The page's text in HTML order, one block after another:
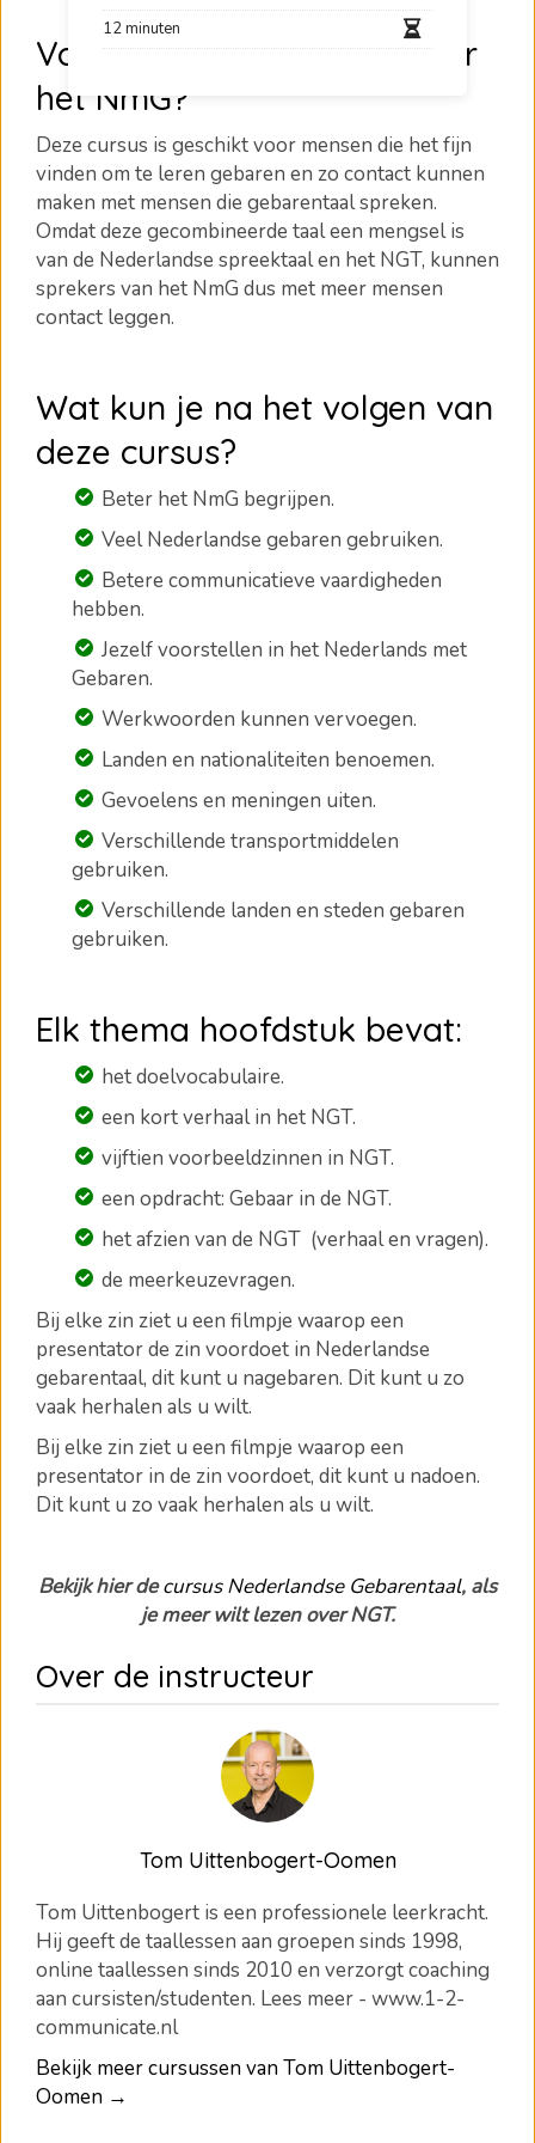
12 minuten
Voor wie is deze cursus over
het NmG?
Deze cursus is geschikt voor mensen die het fijn
vinden om te leren gebaren en zo contact kunnen
maken met mensen die gebarentaal spreken.
Omdat deze gecombineerde taal een mengsel is
van de Nederlandse spreektaal en het NGT, kunnen
sprekers van het NmG dus met meer mensen
contact leggen.
Wat kun je na het volgen van
deze cursus?
Beter het NmG begrijpen.
Veel Nederlandse gebaren gebruiken.
Betere communicatieve vaardigheden
hebben.
Jezelf voorstellen in het Nederlands met
Gebaren.
Werkwoorden kunnen vervoegen.
Landen en nationaliteiten benoemen.
Gevoelens en meningen uiten.
Verschillende transportmiddelen
gebruiken.
Verschillende landen en steden gebaren
gebruiken.
Elk thema hoofdstuk bevat:
het doelvocabulaire.
een kort verhaal in het NGT.
vijftien voorbeeldzinnen in NGT.
een opdracht: Gebaar in de NGT.
het afzien van de NGT (verhaal en vragen).
de meerkeuzevragen.
Bij elke zin ziet u een filmpje waarop een
presentator de zin voordoet in Nederlandse
gebarentaal, dit kunt u nagebaren. Dit kunt u zo
vaak herhalen als u wilt.
Bij elke zin ziet u een filmpje waarop een
presentator in de zin voordoet, dit kunt u nadoen.
Dit kunt u zo vaak herhalen als u wilt.
Bekijk hier decursus Nederlandse Gebarentaal, als
je meer wilt lezen over NGT.
Over de instructeur
Tom Uittenbogert-Oomen
Tom Uittenbogert is een professionele leerkracht.
Hij geeft de taallessen aan groepen sinds 1998,
online taallessen sinds 2010 en verzorgt coaching
aan cursisten/studenten. Lees meer - www.1-2-
communicate.nl
Bekijk meer cursussen van Tom Uittenbogert-
Oomen →